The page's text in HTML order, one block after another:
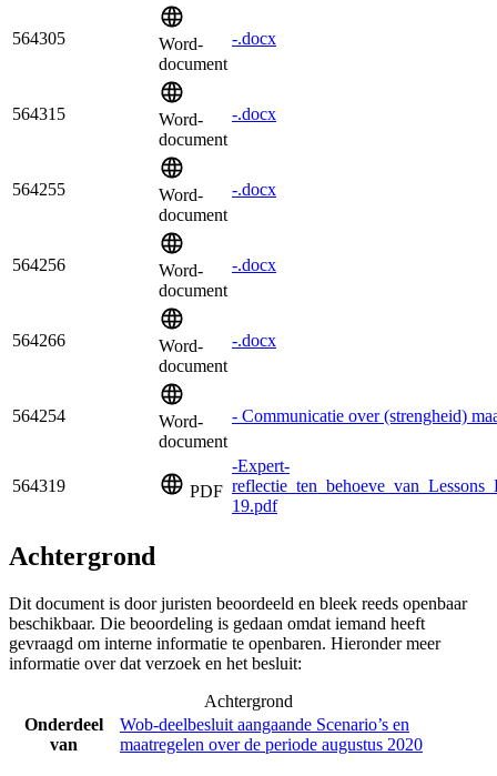
564305
Word-
document
-.docx
564315
Word-
document
-.docx
564255
Word-
document
-.docx
564256
Word-
document
-.docx
564266
Word-
document
-.docx
564254
Word-
document
- Communicatie over (strengheid)
564319 PDF
-Expert-
19.pdf
Achtergrond
Dit document is door juristen beoordeeld en bleek reeds openbaar
beschikbaar. Die beoordeling is gedaan omdat iemand heeft
gevraagd om interne informatie te openbaren. Hieronder meer
informatie over dat verzoek en het besluit:
Achtergrond
Onderdeel
van
Wob-deelbesluit aangaande Scenario’s en
maatregelen over de periode augustus 2020